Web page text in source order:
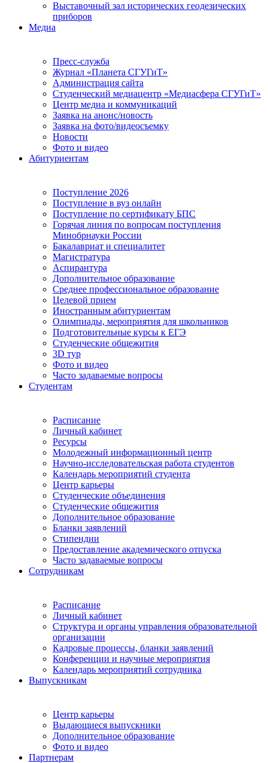
Выставочный зал исторических геодезических
приборов
Медиа
Пресс-служба
Журнал «Планета СГУГиТ»
Администрация сайта
Студенческий медиацентр «Медиасфера СГУГиТ»
Центр медиа и коммуникаций
Заявка на анонс/новость
Заявка на фото/видеосъемку
Новости
Фото и видео
Абитуриентам
Поступление 2026
Поступление в вуз онлайн
Поступление по сертификату БПС
Горячая линия по вопросам поступления
Минобрнауки России
Бакалавриат и специалитет
Магистратура
Аспирантура
Дополнительное образование
Среднее профессиональное образование
Целевой прием
Иностранным абитуриентам
Олимпиады, мероприятия для школьников
Подготовительные курсы к ЕГЭ
Студенческие общежития
3D тур
Фото и видео
Часто задаваемые вопросы
Студентам
Расписание
Личный кабинет
Ресурсы
Молодежный информационный центр
Научно-исследовательская работа студентов
Календарь мероприятий студента
Центр карьеры
Студенческие объединения
Студенческие общежития
Дополнительное образование
Бланки заявлений
Стипендии
Предоставление академического отпуска
Часто задаваемые вопросы
Сотрудникам
Расписание
Личный кабинет
Структура и органы управления образовательной
организации
Кадровые процессы, бланки заявлений
Конференции и научные мероприятия
Календарь мероприятий сотрудника
Выпускникам
Центр карьеры
Выдающиеся выпускники
Дополнительное образование
Фото и видео
Партнерам